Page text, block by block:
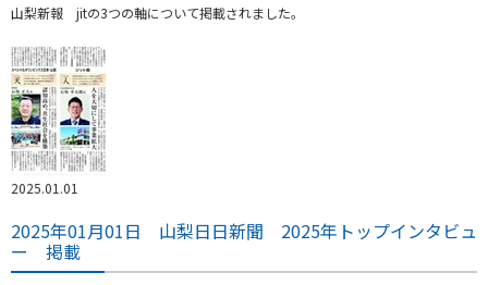
山梨新報 jitの3つの軸について掲載されました。
2025.01.01
2025年01月01日 山梨日日新聞 2025年トップインタビュ
ー 掲載